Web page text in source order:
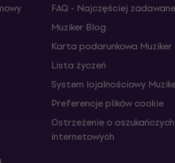
FAQ - Najczęściej
Muziker Blog
Karta podarunkowa Muziker
Lista życzeń
System lojalnościowy
Preferencje plików cookie
Ostrzeżenie o
internetowych